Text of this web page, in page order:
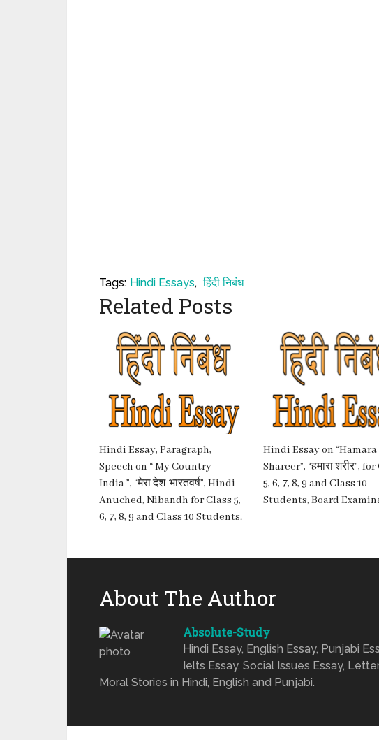
Tags: Hindi Essays, हिंदी निबंध
Related Posts
Hindi Essay, Paragraph,
Speech on “ My Country—
India ”, “मेरा देश-भारतवर्ष”, Hindi
Anuched, Nibandh for Class 5,
6, 7, 8, 9 and Class 10 Students.
Hindi Essay on “Hamara
Shareer”, “हमारा शरीर”,
5, 6, 7, 8, 9 and Class 10
Students, Board
About The Author
Absolute-Study
Hindi Essay, English Essay, Punjabi
Ielts Essay, Social Issues Essay,
Moral Stories in Hindi, English and Punjabi.